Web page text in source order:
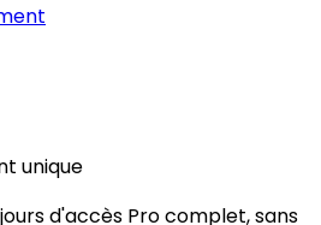
unique
d'accès Pro complet, sans